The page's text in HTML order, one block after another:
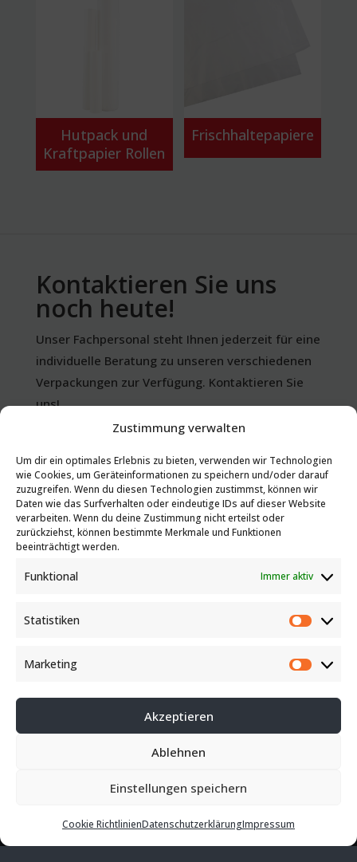
Zustimmung verwalten
Um dir ein optimales Erlebnis zu bieten, verwenden wir Technologien
wie Cookies, um Geräteinformationen zu speichern und/oder darauf
zuzugreifen. Wenn du diesen Technologien zustimmst, können wir
Daten wie das Surfverhalten oder eindeutige IDs auf dieser Website
verarbeiten. Wenn du deine Zustimmung nicht erteilst oder
zurückziehst, können bestimmte Merkmale und Funktionen
beeinträchtigt werden.
Funktional Immer aktiv
Statistiken
Marketing
Akzeptieren
Ablehnen
Einstellungen speichern
Cookie RichtlinienDatenschutzerklärungImpressum
Hutpack und
Kraftpapier Rollen
Frischhaltepapiere
Kontaktieren Sie uns
noch heute!
Unser Fachpersonal steht Ihnen jederzeit für eine
individuelle Beratung zu unseren verschiedenen
Verpackungen zur Verfügung. Kontaktieren Sie
uns!
+43 (0)732 65 12 71 - 0
E-Mail
Impressum Datenschutz